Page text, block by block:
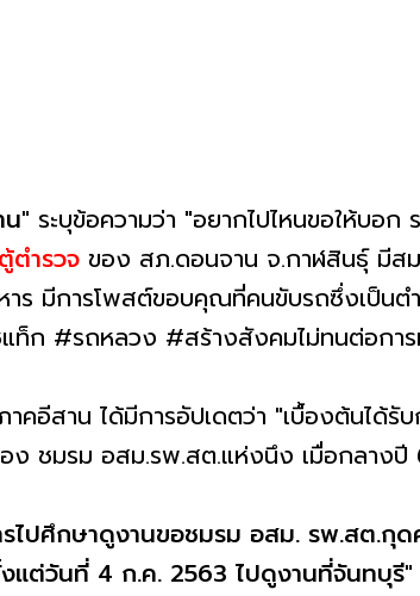
" ระบุข้อความว่า "อยากไปไหนขอให้บอ
ตำรวจ ของ​ สภ.ดอนจาน​ จ.กาฬสินธุ์​ มีส
าร มีการโพสต์ขอบคุณที่คนขับรถซึ่งเป็นต
ก #รถหลวง #สร้างสังคมไม่ทนต่อกา
อีสาน ได้มีการอัปเดตว่า "เบื้องต้นได้รับ
ชมรม​ อสม.รพ.สต.แห่งนึง​ เมื่อกลางปี​
รไปศึกษาดูงานขอชมรม อสม. รพ.สต.กุ
แต่วันที่ 4 ก.ค. 2563 ไปดูงานที่จันทบุรี"